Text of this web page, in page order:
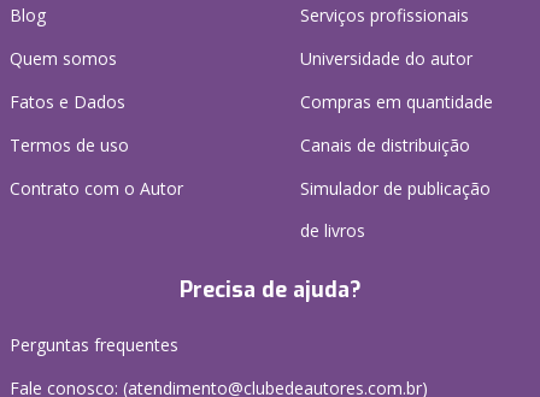
Blog
Quem somos
Fatos e Dados
Termos de uso
Contrato com o Autor
Serviços profissionais
Universidade do autor
Compras em quantidade
Canais de distribuição
Simulador de publicação
de livros
Precisa de ajuda?
Perguntas frequentes
Fale conosco: (atendimento@clubedeautores.com.br)